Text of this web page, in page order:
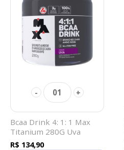
- 01 +
Bcaa Drink 4: 1: 1 Max
Titanium 280G Uva
R$ 134,90